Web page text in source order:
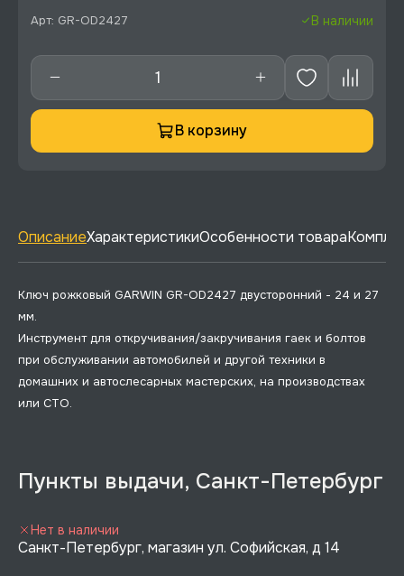
Арт: GR-OD2427 В наличии
В корзину
ОписаниеХарактеристикиОсобенности товара
Ключ рожковый GARWIN GR-OD2427 двусторонний - 24 и 27
мм.
Инструмент для откручивания/закручивания гаек и болтов
при обслуживании автомобилей и другой техники в
домашних и автослесарных мастерских, на производствах
или СТО.
Пункты выдачи, Санкт-Петербург
Санкт-Петербург, магазин ул. Софийская, д 14
Нет в наличии